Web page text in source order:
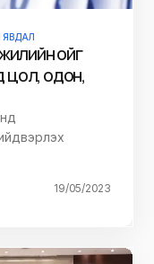
ЯВДАЛ
ойг
цол, одон,
19/05/2023